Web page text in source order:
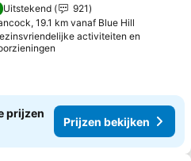
Uitstekend
921
19.1 km vanaf Blue Hill
activiteiten en
prijzen
Prijzen bekijken